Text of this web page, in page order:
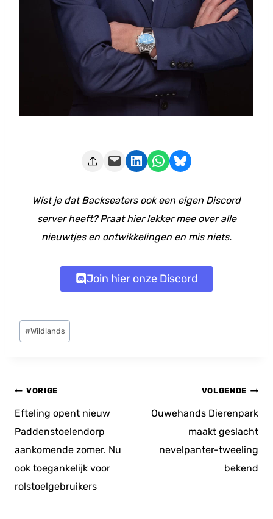
Deze pagina e-mailen Delen op LinkedIn Delen via WhatsApp Share on Bluesky
Wist je dat Backseaters ook een eigen Discord
server heeft? Praat hier lekker mee over alle
nieuwtjes en ontwikkelingen en mis niets.
Join hier onze Discord
Bericht
tags:
#Wildlands
Bericht
navigatie
VORIGE
Efteling opent nieuw
Paddenstoelendorp
aankomende zomer. Nu
ook toegankelijk voor
rolstoelgebruikers
VOLGENDE
Ouwehands Dierenpark
maakt geslacht
nevelpanter-tweeling
bekend